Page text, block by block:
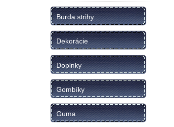
Burda strihy
Dekorácie
Doplnky
Gombíky
Guma